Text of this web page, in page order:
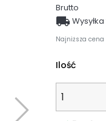
Brutto
Najniższa cena

Ilość